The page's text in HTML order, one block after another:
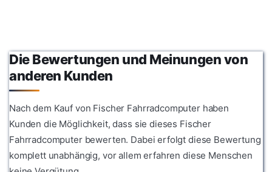
Fahrleistung
Die Bewertungen und Meinungen von
anderen Kunden
Nach dem Kauf von Fischer Fahrradcomputer haben
Kunden die Möglichkeit, dass sie dieses Fischer
Fahrradcomputer bewerten. Dabei erfolgt diese Bewertung
komplett unabhängig, vor allem erfahren diese Menschen